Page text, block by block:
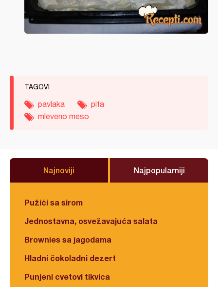
TAGOVI
pavlaka
pita
mleveno meso
Najnoviji Najpopularniji
Pužići sa sirom
Jednostavna, osvežavajuća salata
Brownies sa jagodama
Hladni čokoladni dezert
Punjeni cvetovi tikvica